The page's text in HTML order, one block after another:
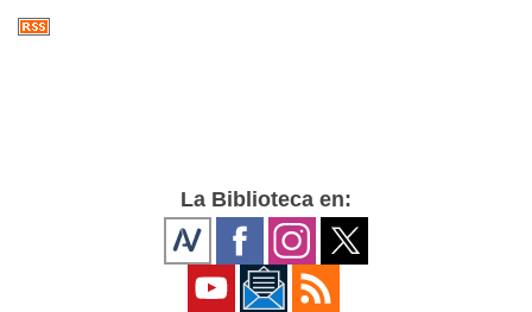
La Biblioteca en: